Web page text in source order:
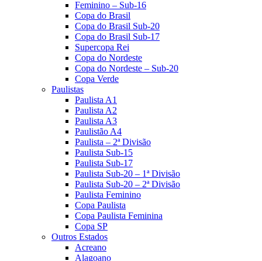
Feminino – Sub-16
Copa do Brasil
Copa do Brasil Sub-20
Copa do Brasil Sub-17
Supercopa Rei
Copa do Nordeste
Copa do Nordeste – Sub-20
Copa Verde
Paulistas
Paulista A1
Paulista A2
Paulista A3
Paulistão A4
Paulista – 2ª Divisão
Paulista Sub-15
Paulista Sub-17
Paulista Sub-20 – 1ª Divisão
Paulista Sub-20 – 2ª Divisão
Paulista Feminino
Copa Paulista
Copa Paulista Feminina
Copa SP
Outros Estados
Acreano
Alagoano